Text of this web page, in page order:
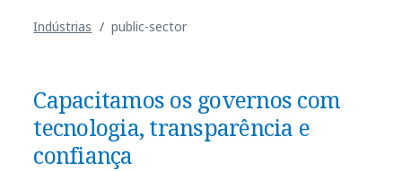
Indústrias public-sector
Capacitamos os governos com
tecnologia, transparência e
confiança